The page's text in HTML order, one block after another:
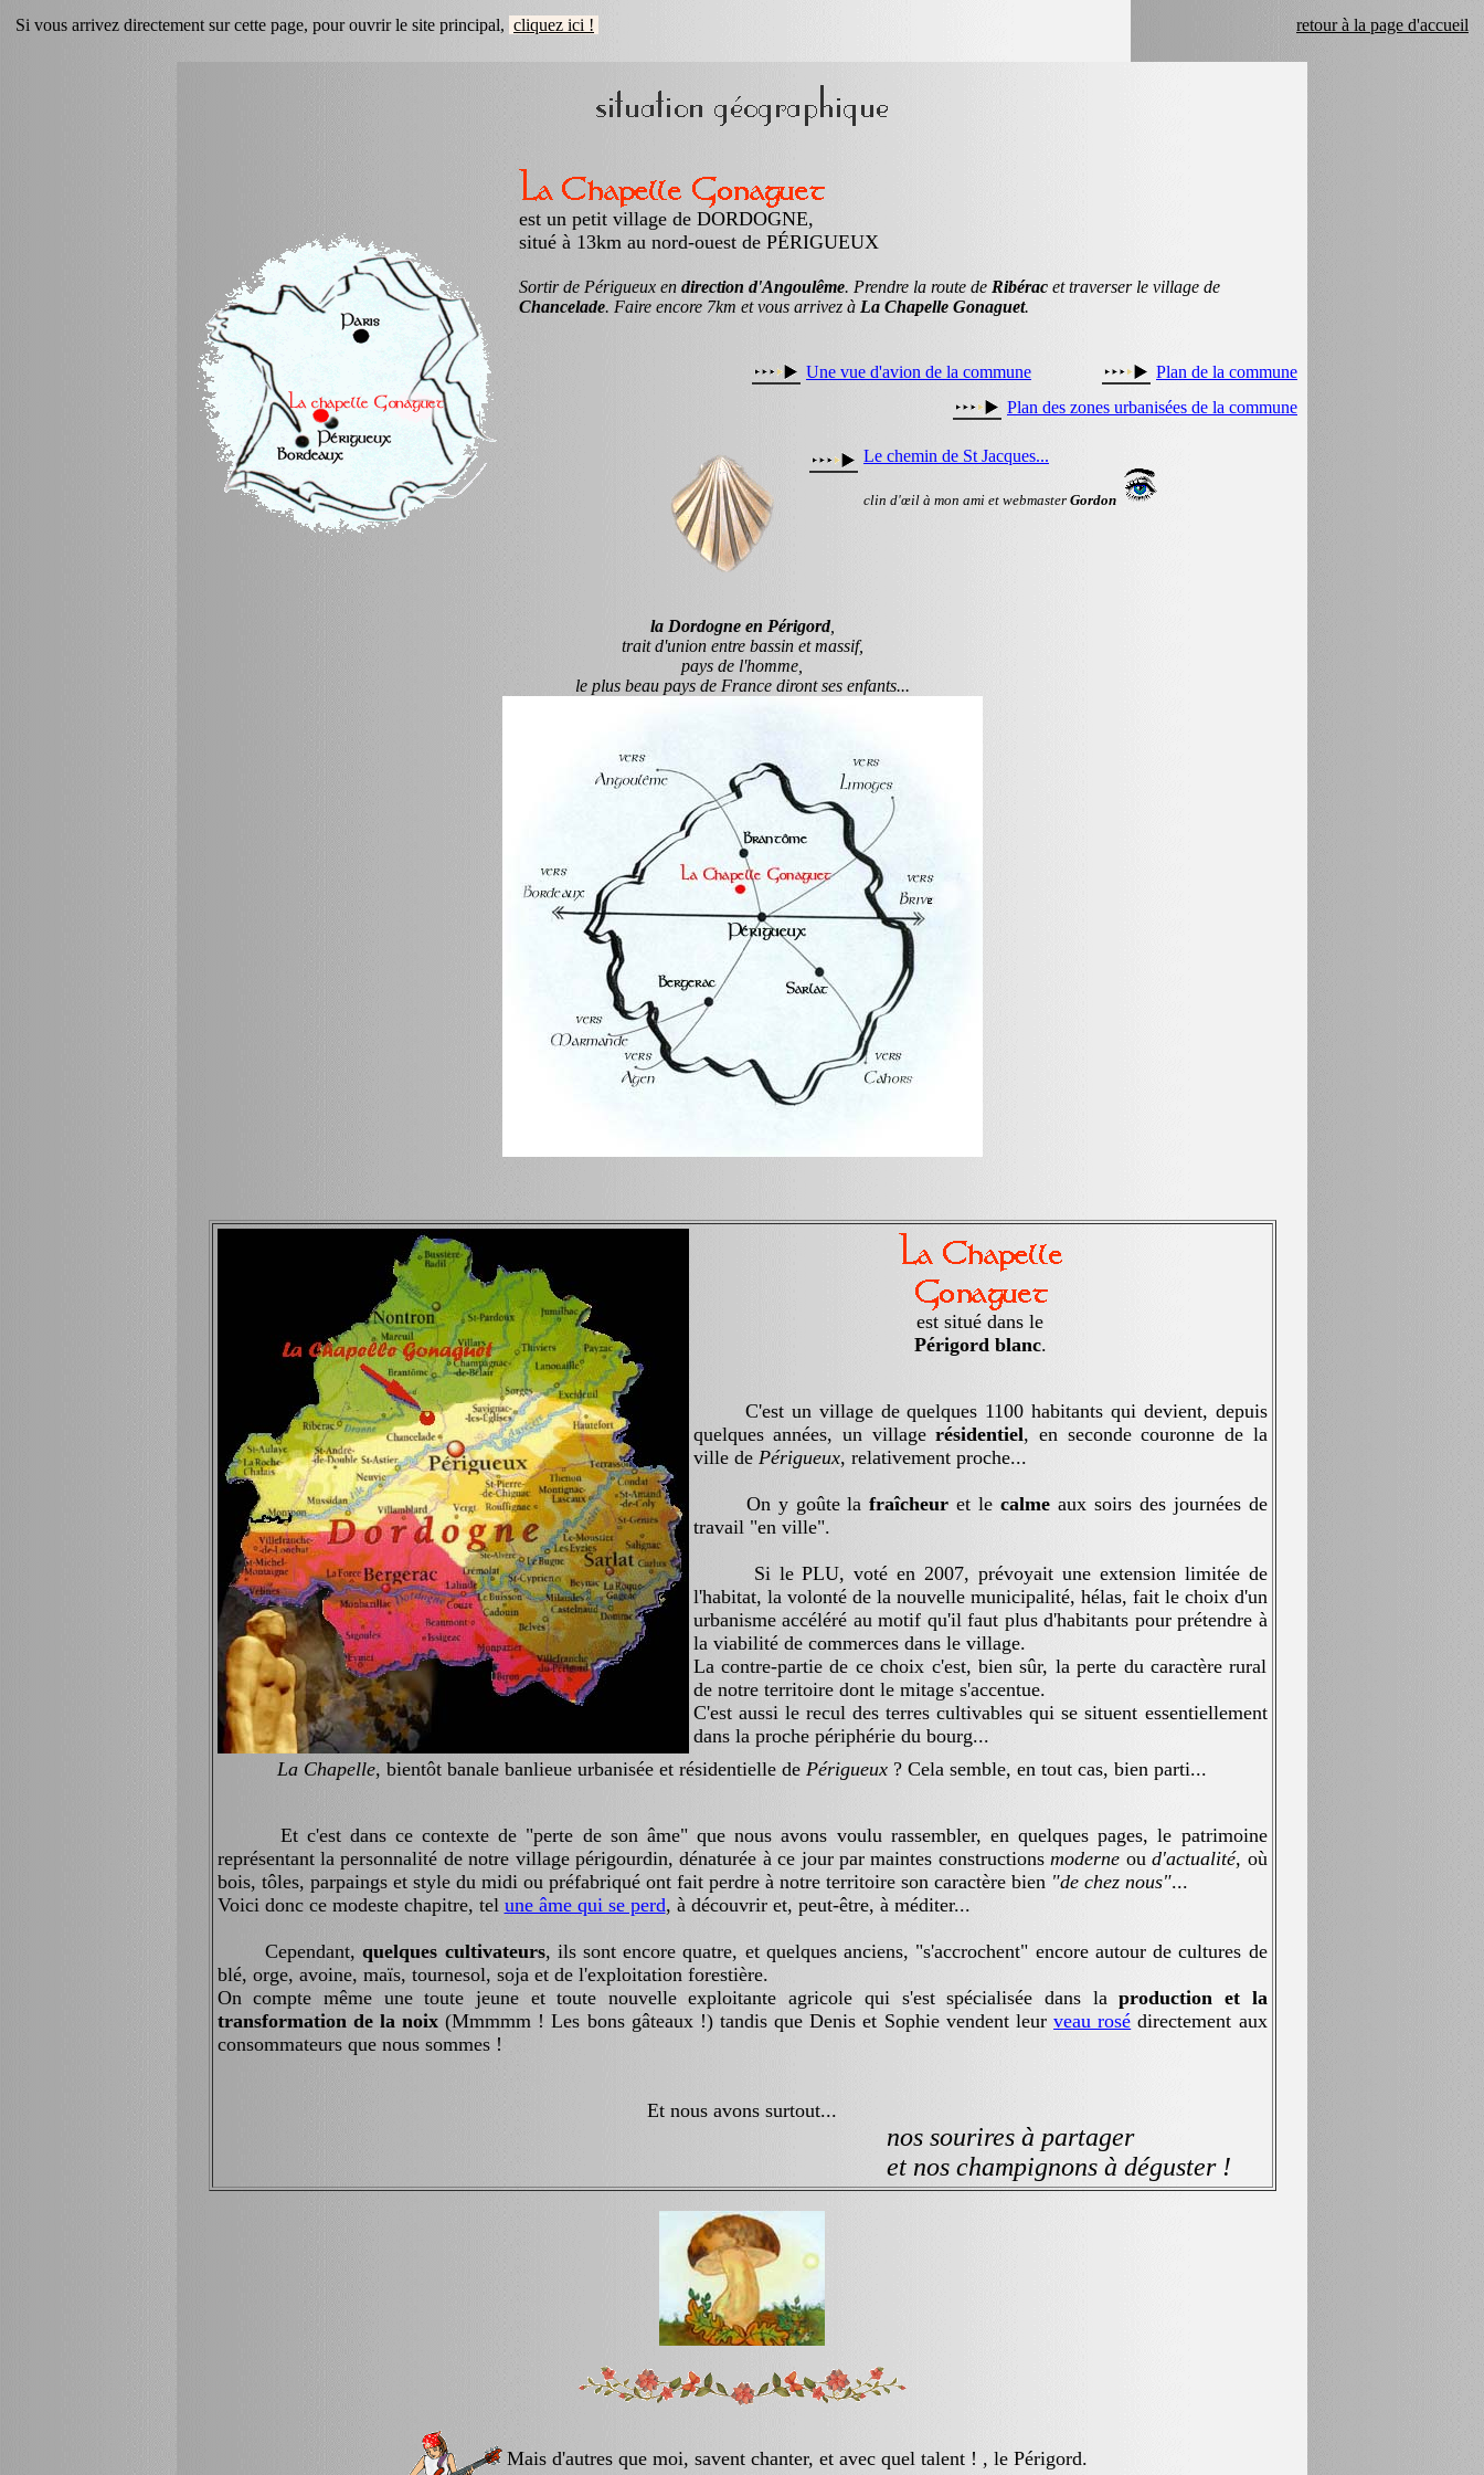
Si vous arrivez directement sur cette page, pour ouvrir le site principal, cliquez ici ! retour à la page d'accueil
est un petit village de DORDOGNE,
situé à 13km au nord-ouest de PÉRIGUEUX
Sortir de Périgueux en direction d'Angoulême. Prendre la route de Ribérac et traverser le village de
Chancelade. Faire encore 7km et vous arrivez à La Chapelle Gonaguet.
Une vue d'avion de la commune
Plan de la commune
Plan des zones urbanisées de la commune
Le chemin de St Jacques...
clin d'œil à mon ami et webmaster Gordon
la Dordogne en Périgord,
trait d'union entre bassin et massif,
pays de l'homme,
le plus beau pays de France diront ses enfants...
est situé dans le
Périgord blanc.
C'est un village de quelques 1100 habitants qui devient, depuis
quelques années, un villagerésidentiel, en seconde couronne de la
ville de Périgueux, relativement proche...
On y goûte lafraîcheur et lecalme aux soirs des journées de
travail "en ville".
Si le PLU, voté en 2007, prévoyait une extension limitée de
l'habitat, la volonté de la nouvelle municipalité, hélas, fait le choix d'un
urbanisme accéléré au motif qu'il faut plus d'habitants pour prétendre à
la viabilité de commerces dans le village.
La contre-partie de ce choix c'est, bien sûr, la perte du caractère rural
de notre territoire dont le mitage s'accentue.
C'est aussi le recul des terres cultivables qui se situent essentiellement
dans la proche périphérie du bourg...
La Chapelle, bientôt banale banlieue urbanisée et résidentielle de Périgueux ? Cela semble, en tout cas, bien parti...
Et c'est dans ce contexte de "perte de son âme" que nous avons voulu rassembler, en quelques pages, le patrimoine
représentant la personnalité de notre village périgourdin, dénaturée à ce jour par maintes constructionsmoderne oud'actualité, où
bois, tôles, parpaings et style du midi ou préfabriqué ont fait perdre à notre territoire son caractère bien "de chez nous"...
Voici donc ce modeste chapitre, tel une âme qui se perd, à découvrir et, peut-être, à méditer...
Cependant,quelques cultivateurs, ils sont encore quatre, et quelques anciens, "s'accrochent" encore autour de cultures de
blé, orge, avoine, maïs, tournesol, soja et de l'exploitation forestière.
On compte même une toute jeune et toute nouvelle exploitante agricole qui s'est spécialisée dans laproduction et la
transformation de la noix(Mmmmm ! Les bons gâteaux !) tandis que Denis et Sophie vendent leurveau rosé directement aux
consommateurs que nous sommes !
Et nous avons surtout...
nos sourires à partager
et nos champignons à déguster !
Mais d'autres que moi, savent chanter, et avec quel talent ! , le Périgord.